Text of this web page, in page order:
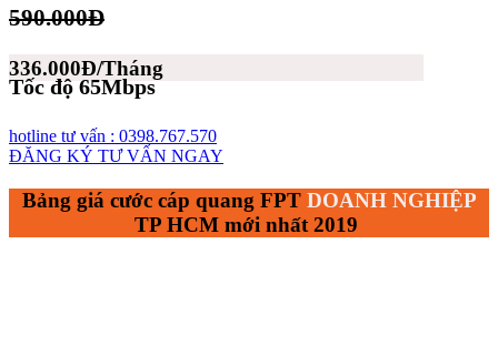
590.000Đ
336.000Đ/Tháng
Tốc độ 65Mbps
hotline tư vấn : 0398.767.570
ĐĂNG KÝ TƯ VẤN NGAY
Bảng giá cước cáp quang FPT DOANH NGHIỆP
TP HCM mới nhất 2019